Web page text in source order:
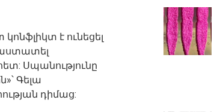
է ունեցել
Սպանությունը
Գելա
դիմաց: